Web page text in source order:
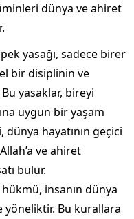
dünya ve ahiret
yasağı, sadece birer
bir disiplinin ve
yasaklar, bireyi
uygun bir yaşam
hayatının geçici
ve ahiret
bulur.
hükmü, insanın dünya
Bu kurallara